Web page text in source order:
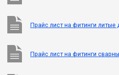
Прайс лист на фитинги литые
Прайс лист на фитинги